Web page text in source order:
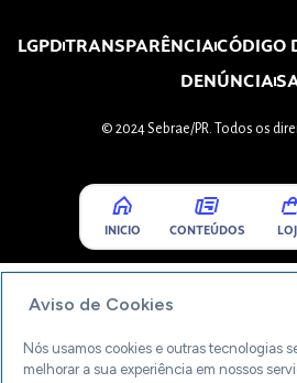
LGPDTRANSPARÊNCIACÓDIGO
DENÚNCIA
© 2024 Sebrae/PR. Todos os
INICIO CONTEÚDOS
Aviso de Cookies
Nós usamos cookies e outras tecnologias
melhorar a sua experiência em nossos